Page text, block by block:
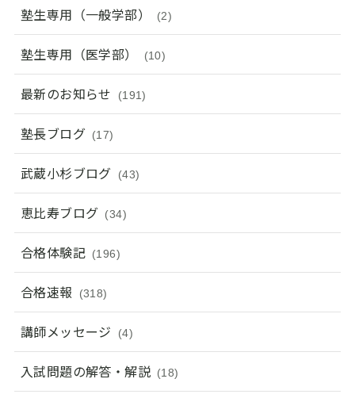
塾生専用（一般学部） (2)
塾生専用（医学部） (10)
最新のお知らせ (191)
塾長ブログ (17)
武蔵小杉ブログ (43)
恵比寿ブログ (34)
合格体験記 (196)
合格速報 (318)
講師メッセージ (4)
入試問題の解答・解説 (18)